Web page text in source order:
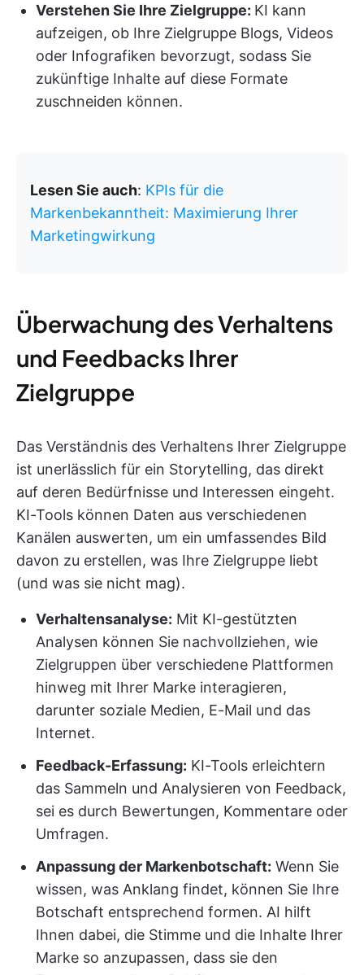
Verstehen Sie Ihre Zielgruppe: KI kann
aufzeigen, ob Ihre Zielgruppe Blogs, Videos
oder Infografiken bevorzugt, sodass Sie
zukünftige Inhalte auf diese Formate
zuschneiden können.
Lesen Sie auch: KPIs für die
Markenbekanntheit: Maximierung Ihrer
Marketingwirkung
Überwachung des Verhaltens
und Feedbacks Ihrer
Zielgruppe
Das Verständnis des Verhaltens Ihrer Zielgruppe
ist unerlässlich für ein Storytelling, das direkt
auf deren Bedürfnisse und Interessen eingeht.
KI-Tools können Daten aus verschiedenen
Kanälen auswerten, um ein umfassendes Bild
davon zu erstellen, was Ihre Zielgruppe liebt
(und was sie nicht mag).
Verhaltensanalyse: Mit KI-gestützten
Analysen können Sie nachvollziehen, wie
Zielgruppen über verschiedene Plattformen
hinweg mit Ihrer Marke interagieren,
darunter soziale Medien, E-Mail und das
Internet.
Feedback-Erfassung: KI-Tools erleichtern
das Sammeln und Analysieren von Feedback,
sei es durch Bewertungen, Kommentare oder
Umfragen.
Anpassung der Markenbotschaft: Wenn Sie
wissen, was Anklang findet, können Sie Ihre
Botschaft entsprechend formen. AI hilft
Ihnen dabei, die Stimme und die Inhalte Ihrer
Marke so anzupassen, dass sie den